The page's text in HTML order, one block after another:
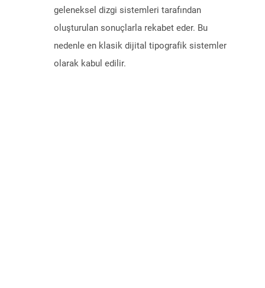
geleneksel dizgi sistemleri tarafından
oluşturulan sonuçlarla rekabet eder. Bu
nedenle en klasik dijital tipografik sistemler
olarak kabul edilir.